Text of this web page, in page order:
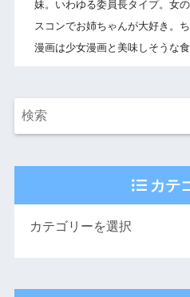
妹。いわゆる委員長タイプ。女
スコンでお姉ちゃんが大好き。
漫画は少女漫画と美味しそうな
カテ